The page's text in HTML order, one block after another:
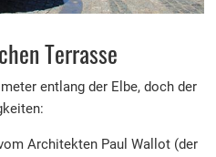
Terrasse
entlang der Elbe, doch der
Architekten Paul Wallot (der